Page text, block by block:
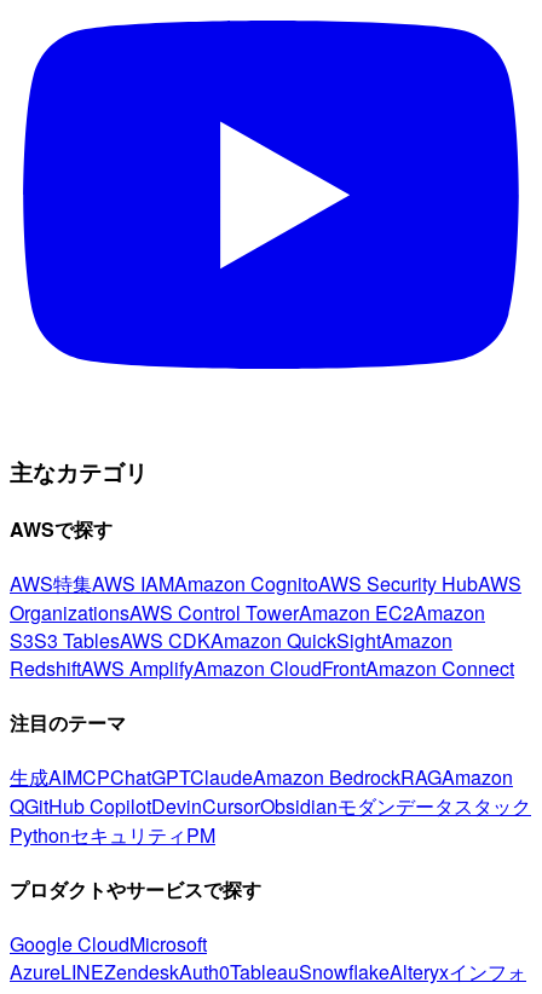
主なカテゴリ
AWSで探す
AWS特集AWS IAMAmazon CognitoAWS Security HubAWS
OrganizationsAWS Control TowerAmazon EC2Amazon
S3S3 TablesAWS CDKAmazon QuickSightAmazon
RedshiftAWS AmplifyAmazon CloudFrontAmazon Connect
注目のテーマ
生成AIMCPChatGPTClaudeAmazon BedrockRAGAmazon
QGitHub CopilotDevinCursorObsidianモダンデータスタック
PythonセキュリティPM
プロダクトやサービスで探す
Google CloudMicrosoft
AzureLINEZendeskAuth0TableauSnowflakeAlteryxインフォ